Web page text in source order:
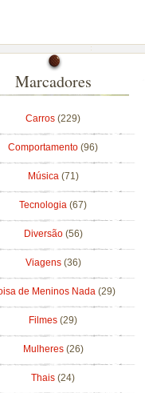
Marcadores
Carros (229)
Comportamento (96)
Música (71)
Tecnologia (67)
Diversão (56)
Viagens (36)
de Meninos Nada (29)
Filmes (29)
Mulheres (26)
Thais (24)